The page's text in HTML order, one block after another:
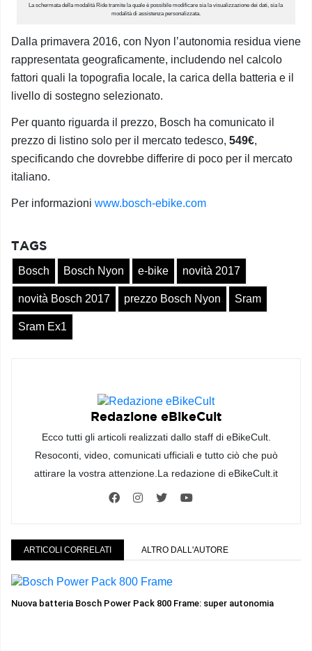
La schermata della modalità Ride tramite la quale è possibile modificare sia la visualizzazione dei dati, sia la
modalità di assistenza personalizzata.
Dalla primavera 2016, con Nyon l’autonomia residua viene
rappresentata geograficamente, includendo nel calcolo
fattori quali la topografia locale, la carica della batteria e il
livello di sostegno selezionato.
Per quanto riguarda il prezzo, Bosch ha comunicato il
prezzo di listino solo per il mercato tedesco, 549€,
specificando che dovrebbe differire di poco per il mercato
italiano.
Per informazioni www.bosch-ebike.com
TAGS
Bosch Bosch Nyon e-bike novità 2017
novità Bosch 2017 prezzo Bosch Nyon Sram
Sram Ex1
Redazione eBikeCult
Ecco tutti gli articoli realizzati dallo staff di eBikeCult.
Resoconti, video, comunicati ufficiali e tutto ciò che può
attirare la vostra attenzione.La redazione di eBikeCult.it
ARTICOLI CORRELATI ALTRO DALL'AUTORE
Nuova batteria Bosch Power Pack 800 Frame: super autonomia